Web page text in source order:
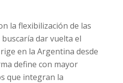
la flexibilización de las
dar vuelta el
en la Argentina desde
define con mayor
que integran la